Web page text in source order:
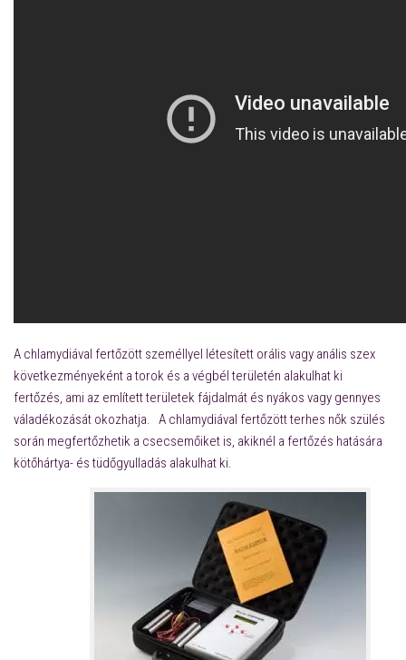
A chlamydiával fertőzött személlyel létesített orális vagy anális szex
következményeként a torok és a végbél területén alakulhat ki
fertőzés, ami az említett területek fájdalmát és nyákos vagy gennyes
váladékozását okozhatja. A chlamydiával fertőzött terhes nők szülés
során megfertőzhetik a csecsemőiket is, akiknél a fertőzés hatására
kötőhártya- és tüdőgyulladás alakulhat ki.